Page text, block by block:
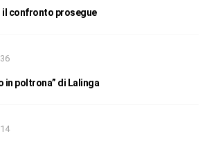
il confronto prosegue
in poltrona” di Lalinga